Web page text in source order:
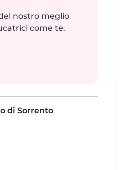
nostro meglio
come te.
di Sorrento